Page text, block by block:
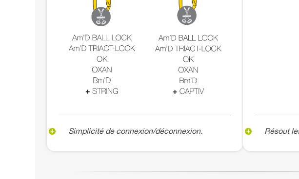
Simplicité de connexion/déconnexion. Résout